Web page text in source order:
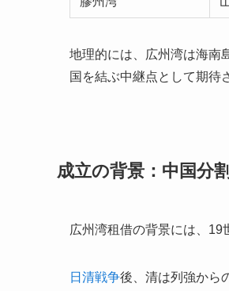
地理的には、広州湾は海南
国を結ぶ中継点として期待
成立の背景：中国分
広州湾租借の背景には、19
日清戦争後、清は列強から